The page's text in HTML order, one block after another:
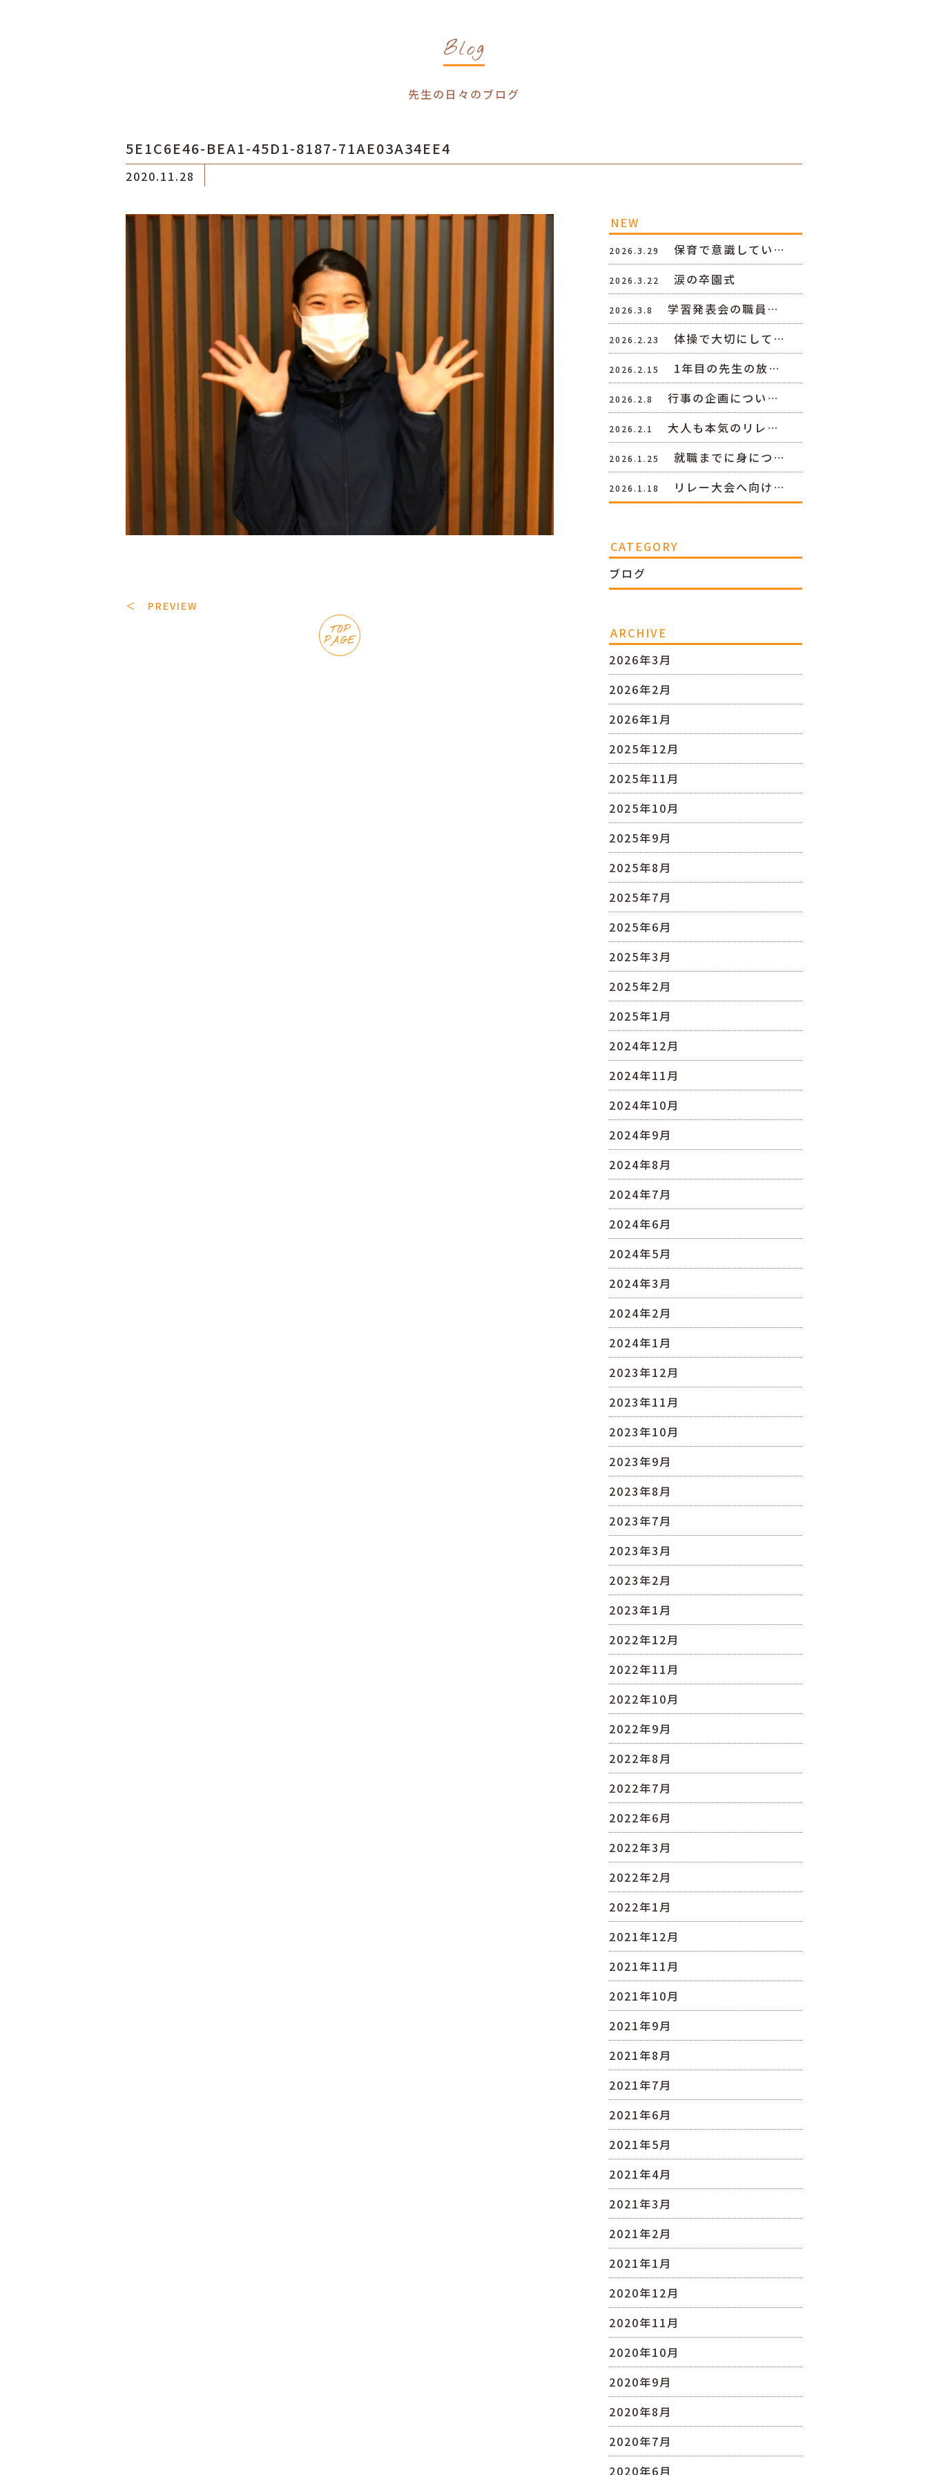
Blog
先生の日々のブログ
5E1C6E46-BEA1-45D1-8187-71AE03A34EE4
2020.11.28
＜ PREVIEW
TOP
PAGE
NEW
2026.3.29 保育で意識してい…
2026.3.22 涙の卒園式
2026.3.8 学習発表会の職員…
2026.2.23 体操で大切にして…
2026.2.15 1年目の先生の放…
2026.2.8 行事の企画につい…
2026.2.1 大人も本気のリレ…
2026.1.25 就職までに身につ…
2026.1.18 リレー大会へ向け…
CATEGORY
ブログ
ARCHIVE
2026年3月
2026年2月
2026年1月
2025年12月
2025年11月
2025年10月
2025年9月
2025年8月
2025年7月
2025年6月
2025年3月
2025年2月
2025年1月
2024年12月
2024年11月
2024年10月
2024年9月
2024年8月
2024年7月
2024年6月
2024年5月
2024年3月
2024年2月
2024年1月
2023年12月
2023年11月
2023年10月
2023年9月
2023年8月
2023年7月
2023年3月
2023年2月
2023年1月
2022年12月
2022年11月
2022年10月
2022年9月
2022年8月
2022年7月
2022年6月
2022年3月
2022年2月
2022年1月
2021年12月
2021年11月
2021年10月
2021年9月
2021年8月
2021年7月
2021年6月
2021年5月
2021年4月
2021年3月
2021年2月
2021年1月
2020年12月
2020年11月
2020年10月
2020年9月
2020年8月
2020年7月
2020年6月